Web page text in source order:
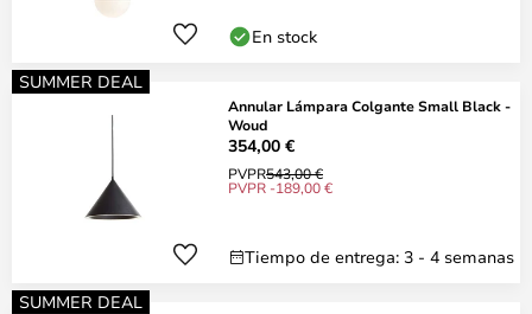
En stock
SUMMER DEAL
Annular Lámpara Colgante Small Black -
Woud
354,00 €
PVPR543,00 €
PVPR -189,00 €
Tiempo de entrega: 3 - 4 semanas
SUMMER DEAL